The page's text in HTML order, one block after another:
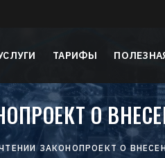
ТАРИФЫ
О
ЗАКОНОПРОЕКТ О